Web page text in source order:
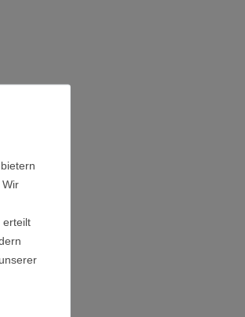
erteilt